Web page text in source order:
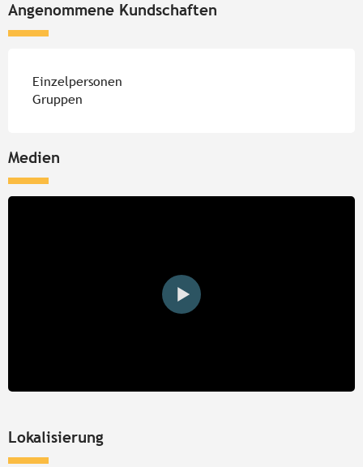
Angenommene Kundschaften
Einzelpersonen
Gruppen
Medien
Lokalisierung